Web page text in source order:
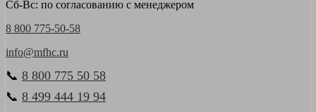
Сб-Вс: по согласованию с менеджером
8 800 775-50-58
info@mfhc.ru
📞 8 800 775 50 58
📞 8 499 444 19 94